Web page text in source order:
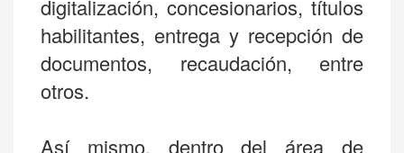
digitalización, concesionarios, títulos
habilitantes, entrega y recepción de
documentos, recaudación, entre
otros.
Así mismo, dentro del área de